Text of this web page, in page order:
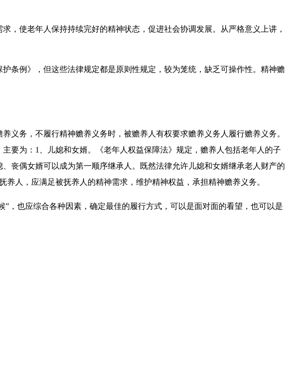
使老年人保持持续完好的精神状态，促进社会协调发展。从严格意义上讲，
例》，但这些法律规定都是原则性规定，较为笼统，缺乏可操作性。精神赡
务，不履行精神赡养义务时，被赡养人有权要求赡养义务人履行赡养义务。
要为：1、儿媳和女婿。《老年人权益保障法》规定，赡养人包括老年人的子
丧偶女婿可以成为第一顺序继承人。既然法律允许儿媳和女婿继承老人财产的
人，应满足被抚养人的精神需求，维护精神权益，承担精神赡养义务。
也应综合各种因素，确定最佳的履行方式，可以是面对面的看望，也可以是